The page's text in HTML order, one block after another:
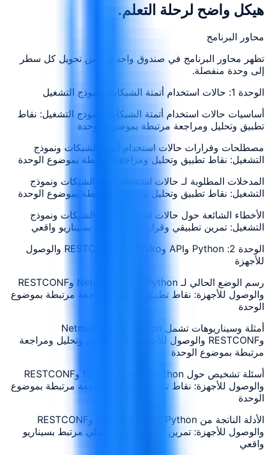
هيكل واضح لرحلة التعلم.
محاور البرنامج
تظهر محاور البرنامج في صندوق واحد بدلاً من تحويل كل سطر
إلى وحدة منفصلة.
الوحدة 1: حالات استخدام أتمتة الشبكات ونموذج التشغيل
أساسيات حالات استخدام أتمتة الشبكات ونموذج التشغيل: نقاط
تطبيق وتحليل ومراجعة مرتبطة بموضوع الوحدة
مصطلحات وقرارات حالات استخدام أتمتة الشبكات ونموذج
التشغيل: نقاط تطبيق وتحليل ومراجعة مرتبطة بموضوع الوحدة
المدخلات المطلوبة لـ حالات استخدام أتمتة الشبكات ونموذج
التشغيل: نقاط تطبيق وتحليل ومراجعة مرتبطة بموضوع الوحدة
الأخطاء الشائعة حول حالات استخدام أتمتة الشبكات ونموذج
التشغيل: تمرين تطبيقي وقرار عملي مرتبط بسيناريو واقعي
الوحدة 2: Python وAPI وNetmiko وRESTCONF والوصول
للأجهزة
رسم الوضع الحالي لـ Python وAPI وNetmiko وRESTCONF
والوصول للأجهزة: نقاط تطبيق وتحليل ومراجعة مرتبطة بموضوع
الوحدة
أمثلة وسيناريوهات تشمل Python وAPI وNetmiko
وRESTCONF والوصول للأجهزة: نقاط تطبيق وتحليل ومراجعة
مرتبطة بموضوع الوحدة
أسئلة تشخيص حول Python وAPI وNetmiko وRESTCONF
والوصول للأجهزة: نقاط تطبيق وتحليل ومراجعة مرتبطة بموضوع
الوحدة
الأدلة الناتجة من Python وAPI وNetmiko وRESTCONF
والوصول للأجهزة: تمرين تطبيقي وقرار عملي مرتبط بسيناريو
واقعي